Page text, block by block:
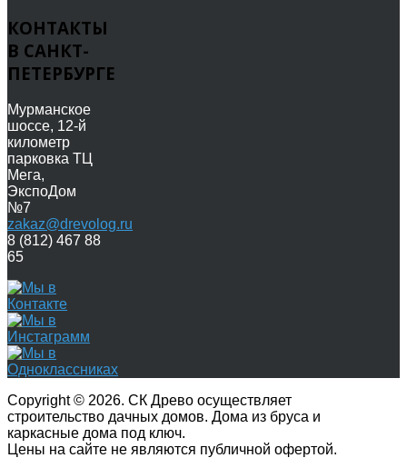
КОНТАКТЫ
В САНКТ-
ПЕТЕРБУРГЕ
Мурманское
шоссе, 12-й
километр
парковка ТЦ
Мега,
ЭкспоДом
№7
zakaz@drevolog.ru
8 (812) 467 88
65
Copyright © 2026. СК Древо осуществляет
строительство дачных домов. Дома из бруса и
каркасные дома под ключ.
Цены на сайте не являются публичной офертой.